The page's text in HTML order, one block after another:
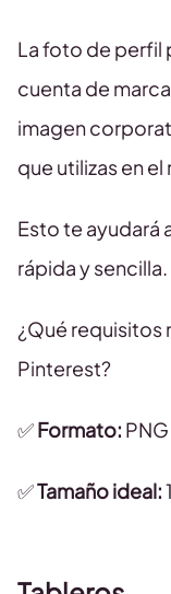
La foto de perfil
cuenta de
imagen
que utilizas en
Esto te ayudará
rápida y sencilla.
¿Qué requisitos
Pinterest?
✅Formato:
✅Tamaño ideal: